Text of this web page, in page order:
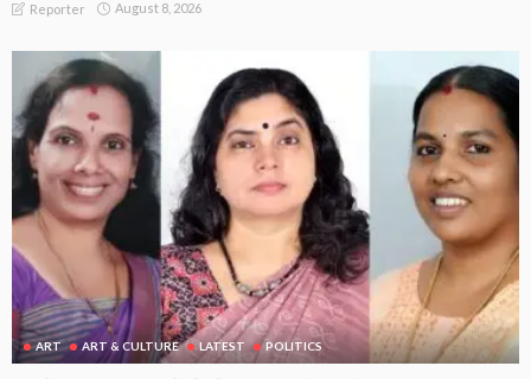
Reporter August 8, 2026
ART ART & CULTURE LATEST POLITICS